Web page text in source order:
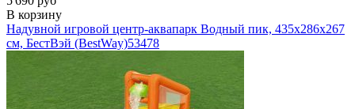
В корзину
Надувной игровой центр-аквапарк Водный пик, 435x286x267
см, БестВэй (BestWay)53478